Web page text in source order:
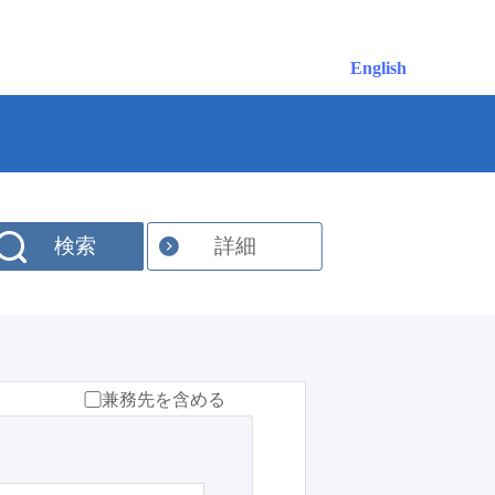
English
検索 詳細
兼務先を含める